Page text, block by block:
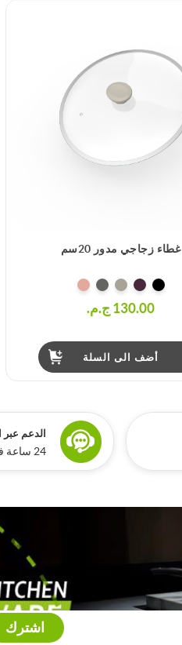
غطاء زجاجي مدور 20سم
130.00 ج.م.‏
أضف الى السلة
الدعم عبر
24 ساعة في اليوم
اشترك